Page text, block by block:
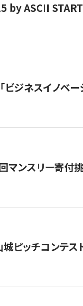
by ASCII
ジネスイノベ
マンスリー寄付
ピッチコンテス